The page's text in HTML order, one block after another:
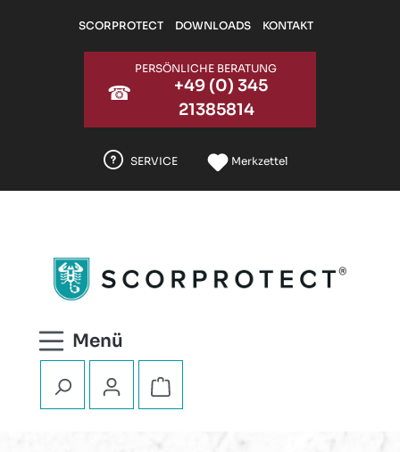
Zum Hauptinhalt springen
SCORPROTECT DOWNLOADS KONTAKT
☎
PERSÖNLICHE BERATUNG
+49 (0) 345
21385814
SERVICE Merkzettel
Warenkorb enthält 0